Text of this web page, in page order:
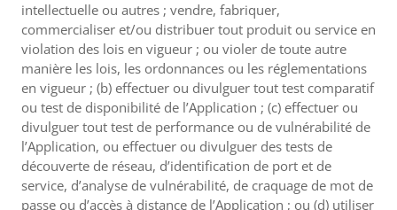
intellectuelle ou autres ; vendre, fabriquer,
commercialiser et/ou distribuer tout produit ou service en
violation des lois en vigueur ; ou violer de toute autre
manière les lois, les ordonnances ou les réglementations
en vigueur ; (b) effectuer ou divulguer tout test comparatif
ou test de disponibilité de l’Application ; (c) effectuer ou
divulguer tout test de performance ou de vulnérabilité de
l’Application, ou effectuer ou divulguer des tests de
découverte de réseau, d’identification de port et de
service, d’analyse de vulnérabilité, de craquage de mot de
passe ou d’accès à distance de l’Application ; ou (d) utiliser